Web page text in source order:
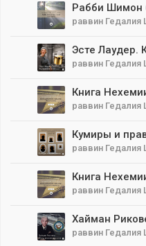
раввин Гедалия
раввин Гедалия
раввин Гедалия
Кумиры и
раввин Гедалия
раввин Гедалия
раввин Гедалия